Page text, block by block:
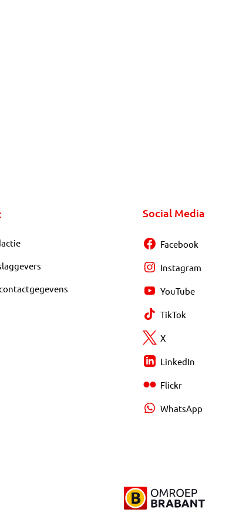
Social Media
Facebook
Instagram
YouTube
TikTok
X
LinkedIn
Flickr
WhatsApp